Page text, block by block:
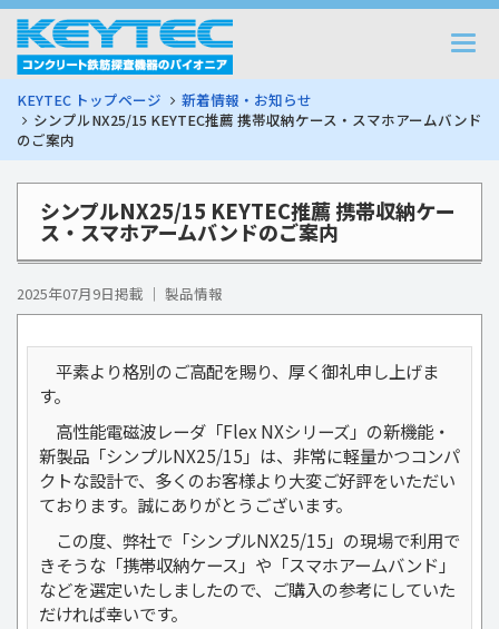
KEYTEC トップページ
新着情報・お知らせ
シンプルNX25/15 KEYTEC推薦 携帯収納ケース・スマホアームバンド
のご案内
シンプルNX25/15 KEYTEC推薦 携帯収納ケー
ス・スマホアームバンドのご案内
2025年07月9日掲載 ｜ 製品情報
平素より格別のご高配を賜り、厚く御礼申し上げま
す。
高性能電磁波レーダ「Flex NXシリーズ」の新機能・
新製品「シンプルNX25/15」は、非常に軽量かつコンパ
クトな設計で、多くのお客様より大変ご好評をいただい
ております。誠にありがとうございます。
この度、弊社で「シンプルNX25/15」の現場で利用で
きそうな「携帯収納ケース」や「スマホアームバンド」
などを選定いたしましたので、ご購入の参考にしていた
だければ幸いです。